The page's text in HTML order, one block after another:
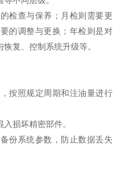
检查与保养；月检则需要更
的调整与更换；年检则是对
复、控制系统升级等。
按照规定周期和注油量进行
损坏精密部件。
份系统参数，防止数据丢失